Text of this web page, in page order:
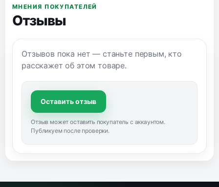
МНЕНИЯ ПОКУПАТЕЛЕЙ
Отзывы
Отзывов пока нет — станьте первым, кто
расскажет об этом товаре.
Оставить отзыв
Отзыв может оставить покупатель с аккаунтом.
Публикуем после проверки.